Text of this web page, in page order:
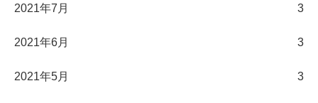
2021年7月 3
2021年6月 3
2021年5月 3